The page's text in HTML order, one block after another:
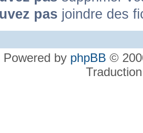
pas joindre des
Powered by phpBB ©